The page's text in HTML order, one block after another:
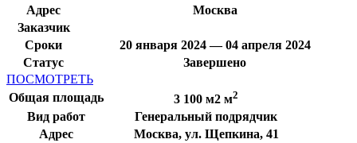
Адрес
Москва
Заказчик
Сроки
20 января 2024 — 04 апреля 2024
Статус
Завершено
ПОСМОТРЕТЬ
Общая площадь
3 100 м2 м2
Вид работ
Генеральный подрядчик
Адрес
Москва, ул. Щепкина, 41